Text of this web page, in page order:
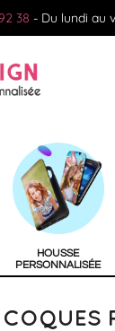
38 - Du lundi au
HOUSSE
PERSONNALISÉE
COQUES